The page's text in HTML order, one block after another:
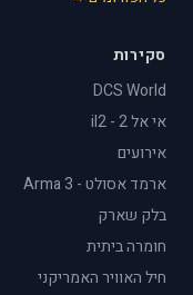
סקירות
DCS World
אי אל 2 - il2
אירועים
ארמד אסולט - Arma 3
בלק שארק
חומרה ביתית
חיל האוויר האמריקני